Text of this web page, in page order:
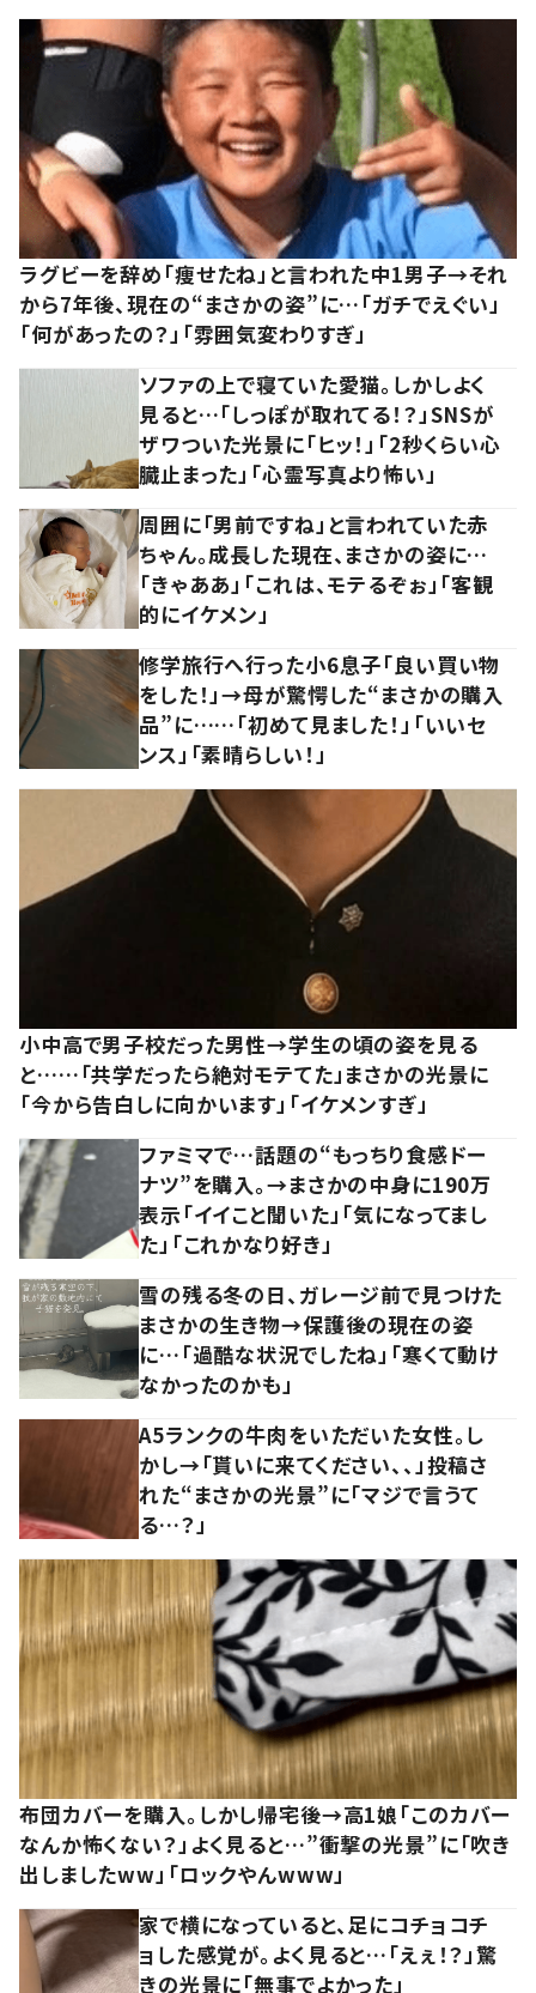
ラグビーを辞め「痩せたね」と言われた中1男子→それ
から7年後、現在の“まさかの姿”に…「ガチでえぐい」
「何があったの？」「雰囲気変わりすぎ」
ソファの上で寝ていた愛猫。しかしよく
見ると…「しっぽが取れてる！？」SNSが
ザワついた光景に「ヒッ！」「2秒くらい心
臓止まった」「心霊写真より怖い」
周囲に「男前ですね」と言われていた赤
ちゃん。成長した現在、まさかの姿に…
「きゃああ」「これは、モテるぞぉ」「客観
的にイケメン」
修学旅行へ行った小6息子「良い買い物
をした！」→母が驚愕した“まさかの購入
品”に……「初めて見ました！」「いいセ
ンス」「素晴らしい！」
小中高で男子校だった男性→学生の頃の姿を見る
と……「共学だったら絶対モテてた」まさかの光景に
「今から告白しに向かいます」「イケメンすぎ」
ファミマで…話題の“もっちり食感ドー
ナツ”を購入。→まさかの中身に190万
表示「イイこと聞いた」「気になってまし
た」「これかなり好き」
雪の残る冬の日、ガレージ前で見つけた
まさかの生き物→保護後の現在の姿
に…「過酷な状況でしたね」「寒くて動け
なかったのかも」
A5ランクの牛肉をいただいた女性。し
かし→「貰いに来てください、、」投稿さ
れた“まさかの光景”に「マジで言うて
る…？」
布団カバーを購入。しかし帰宅後→高1娘「このカバー
なんか怖くない？」よく見ると…”衝撃の光景”に「吹き
出しましたww」「ロックやんwww」
家で横になっていると、足にコチョコチ
ョした感覚が。よく見ると…「えぇ！？」驚
きの光景に「無事でよかった」